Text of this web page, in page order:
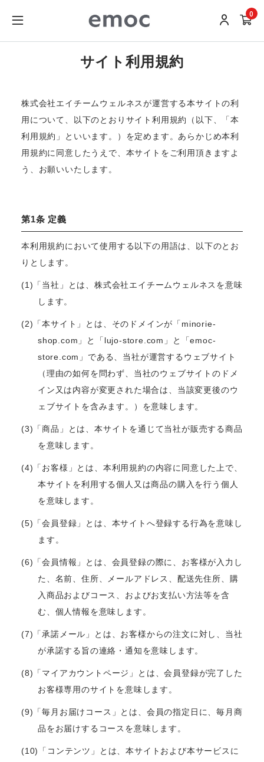
0
サイト利用規約
株式会社エイチームウェルネスが運営する本サイトの利
用について、以下のとおりサイト利用規約（以下、「本
利用規約」といいます。）を定めます。あらかじめ本利
用規約に同意したうえで、本サイトをご利用頂きますよ
う、お願いいたします。
第1条 定義
本利用規約において使用する以下の用語は、以下のとお
りとします。
(1)「当社」とは、株式会社エイチームウェルネスを意味
します。
(2)「本サイト」とは、そのドメインが「minorie-
shop.com」と「lujo-store.com」と「emoc-
store.com」である、当社が運営するウェブサイト
（理由の如何を問わず、当社のウェブサイトのドメ
イン又は内容が変更された場合は、当該変更後のウ
ェブサイトを含みます。）を意味します。
(3)「商品」とは、本サイトを通じて当社が販売する商品
を意味します。
(4)「お客様」とは、本利用規約の内容に同意した上で、
本サイトを利用する個人又は商品の購入を行う個人
を意味します。
(5)「会員登録」とは、本サイトへ登録する行為を意味し
ます。
(6)「会員情報」とは、会員登録の際に、お客様が入力し
た、名前、住所、メールアドレス、配送先住所、購
入商品およびコース、およびお支払い方法等を含
む、個人情報を意味します。
(7)「承諾メール」とは、お客様からの注文に対し、当社
が承諾する旨の連絡・通知を意味します。
(8)「マイアカウントページ」とは、会員登録が完了した
お客様専用のサイトを意味します。
(9)「毎月お届けコース」とは、会員の指定日に、毎月商
品をお届けするコースを意味します。
(10)「コンテンツ」とは、本サイトおよび本サービスに